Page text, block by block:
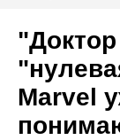
Marvel